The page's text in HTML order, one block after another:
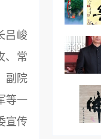
吕峻
、常
副院
等一
宣传